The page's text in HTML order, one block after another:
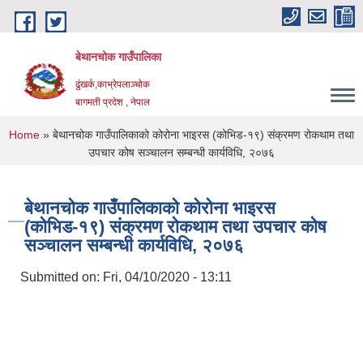
Skip to main content
बेथानचोक गाउँपालिका
ढुंखर्क,काभ्रेपलाञ्चाेक
बागमती प्रदेश , नेपाल
You are here
Home » बेथानचोक गाउँपालिकाको कोरोना भाइरस (कोभिड-१९) संक्रमण रोकथाम तथा
उपचार कोष सञ्चालन सम्बन्धी कार्यविधि, २०७६
बेथानचोक गाउँपालिकाको कोरोना भाइरस
(कोभिड-१९) संक्रमण रोकथाम तथा उपचार कोष
सञ्चालन सम्बन्धी कार्यविधि, २०७६
Submitted on: Fri, 04/10/2020 - 13:11